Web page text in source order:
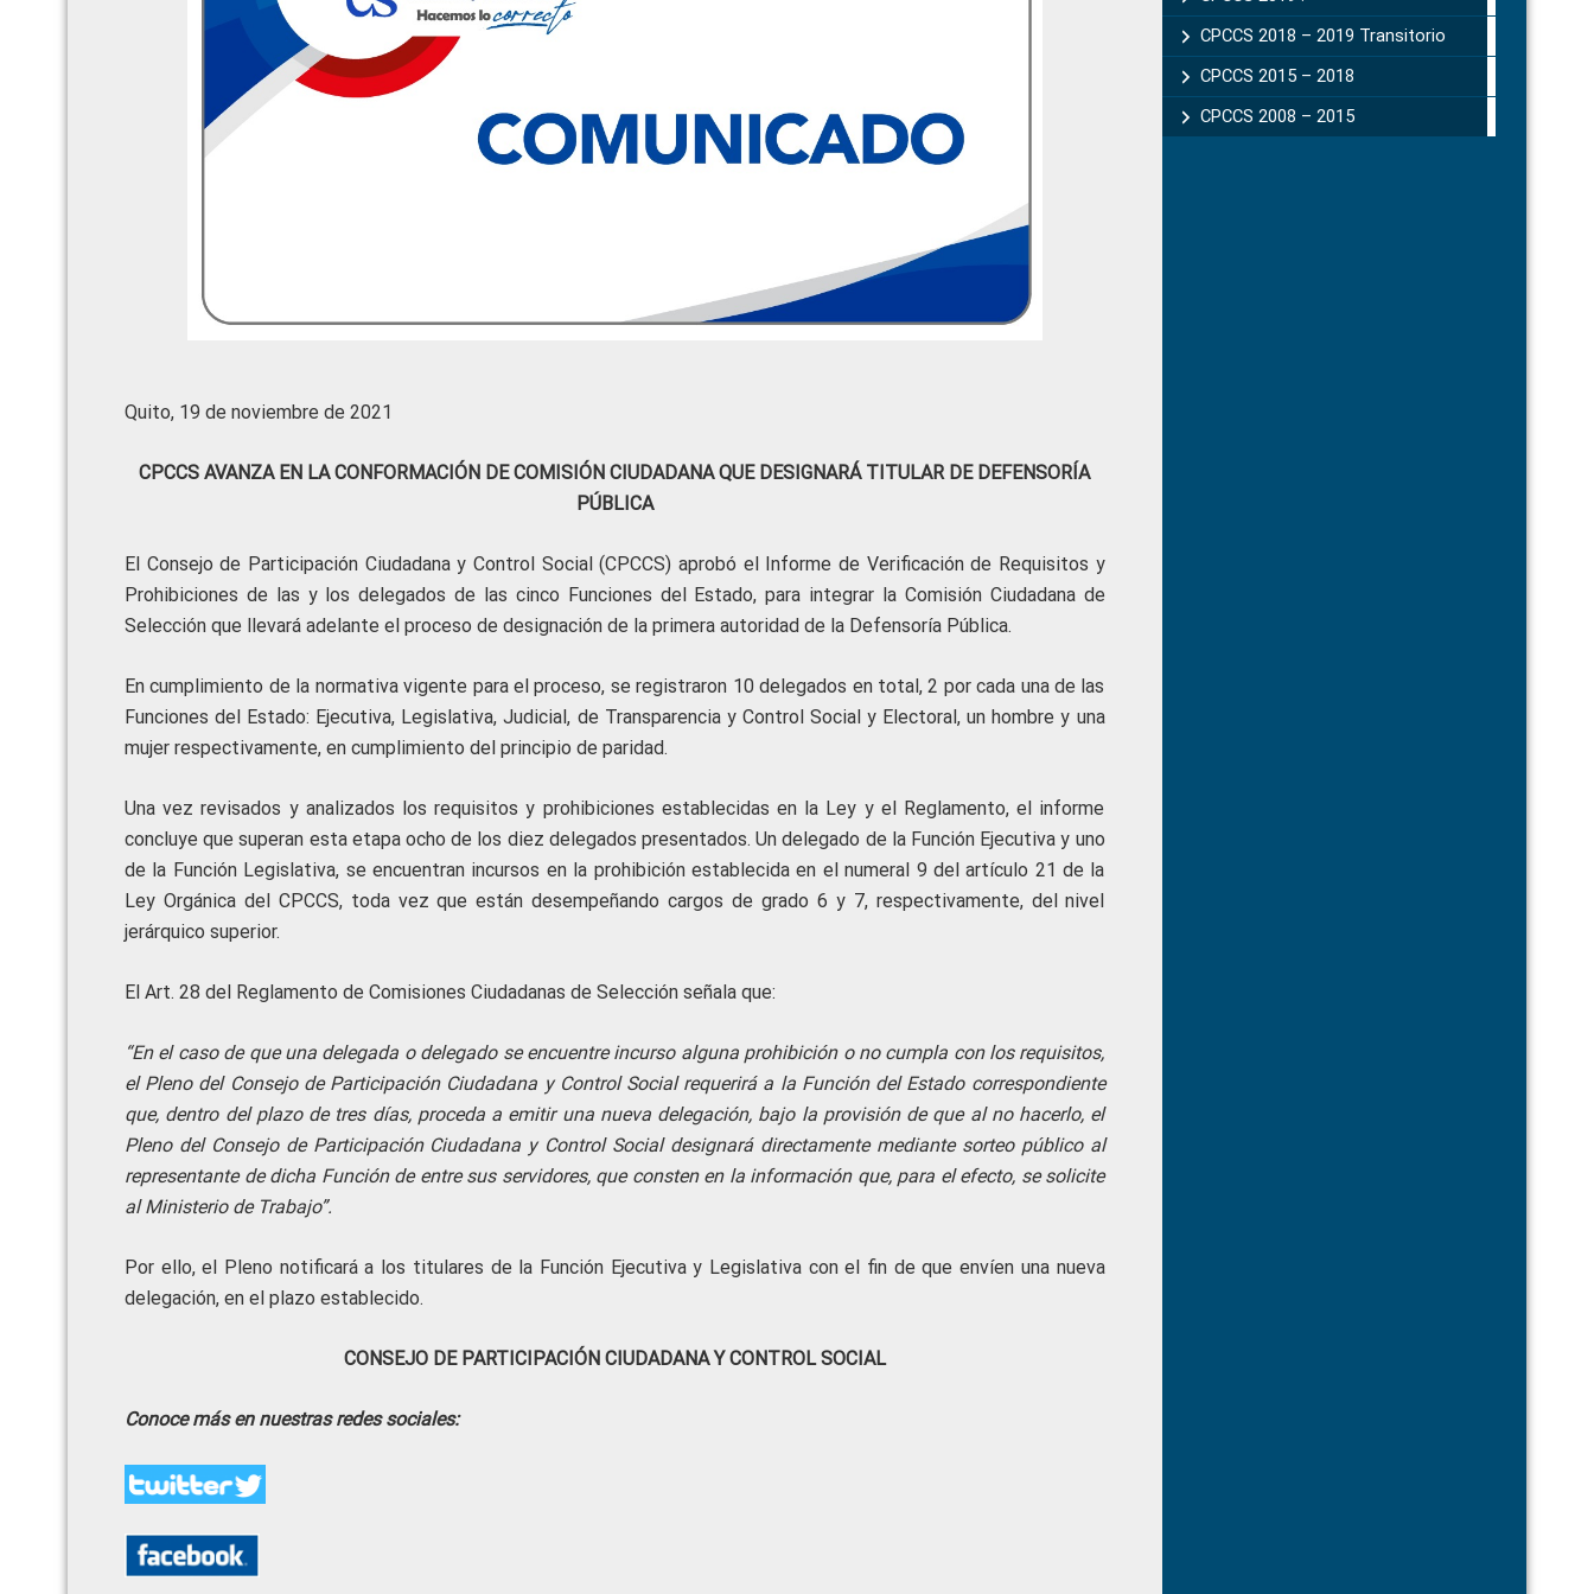
Quito, 19 de noviembre de 2021
CPCCS AVANZA EN LA CONFORMACIÓN DE COMISIÓN CIUDADANA QUE DESIGNARÁ TITULAR DE DEFENSORÍA
PÚBLICA
El Consejo de Participación Ciudadana y Control Social (CPCCS) aprobó el Informe de Verificación de Requisitos y
Prohibiciones de las y los delegados de las cinco Funciones del Estado, para integrar la Comisión Ciudadana de
Selección que llevará adelante el proceso de designación de la primera autoridad de la Defensoría Pública.
En cumplimiento de la normativa vigente para el proceso, se registraron 10 delegados en total, 2 por cada una de las
Funciones del Estado: Ejecutiva, Legislativa, Judicial, de Transparencia y Control Social y Electoral, un hombre y una
mujer respectivamente, en cumplimiento del principio de paridad.
Una vez revisados y analizados los requisitos y prohibiciones establecidas en la Ley y el Reglamento, el informe
concluye que superan esta etapa ocho de los diez delegados presentados. Un delegado de la Función Ejecutiva y uno
de la Función Legislativa, se encuentran incursos en la prohibición establecida en el numeral 9 del artículo 21 de la
Ley Orgánica del CPCCS, toda vez que están desempeñando cargos de grado 6 y 7, respectivamente, del nivel
jerárquico superior.
El Art. 28 del Reglamento de Comisiones Ciudadanas de Selección señala que:
“En el caso de que una delegada o delegado se encuentre incurso alguna prohibición o no cumpla con los requisitos,
el Pleno del Consejo de Participación Ciudadana y Control Social requerirá a la Función del Estado correspondiente
que, dentro del plazo de tres días, proceda a emitir una nueva delegación, bajo la provisión de que al no hacerlo, el
Pleno del Consejo de Participación Ciudadana y Control Social designará directamente mediante sorteo público al
representante de dicha Función de entre sus servidores, que consten en la información que, para el efecto, se solicite
al Ministerio de Trabajo”.
Por ello, el Pleno notificará a los titulares de la Función Ejecutiva y Legislativa con el fin de que envíen una nueva
delegación, en el plazo establecido.
CONSEJO DE PARTICIPACIÓN CIUDADANA Y CONTROL SOCIAL
Conoce más en nuestras redes sociales:
CPCCS 2018 – 2019 Transitorio
CPCCS 2015 – 2018
CPCCS 2008 – 2015